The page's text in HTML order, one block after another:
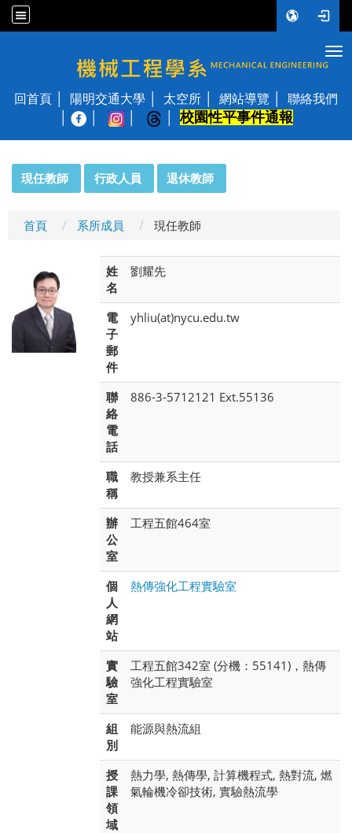
國立陽明交通大學 機械工程學系
回首頁 陽明交通大學 太空所 網站導覽
聯絡我們
校園性平事件通報
現任教師 行政人員 退休教師
首頁 系所成員 現任教師
姓
名
劉耀先
電
子
郵
件
yhliu(at)nycu.edu.tw
聯
絡
電
話
886-3-5712121 Ext.55136
職
稱
教授兼系主任
辦
公
室
工程五館464室
個
人
網
站
熱傳強化工程實驗室
實
驗
室
工程五館342室 (分機：55141)，熱傳
強化工程實驗室
組
別
能源與熱流組
授
課
領
域
熱力學, 熱傳學, 計算機程式, 熱對流, 燃
氣輪機冷卻技術, 實驗熱流學